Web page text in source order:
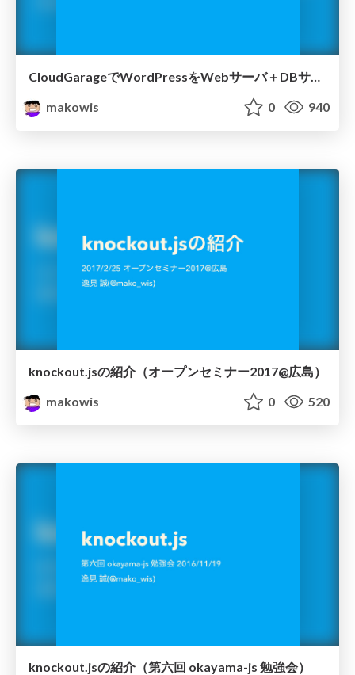
makowis
0 940
knockout.jsの紹介（オープンセミナー2017@広島）
makowis
0 520
knockout.jsの紹介（第六回 okayama-js 勉強会）